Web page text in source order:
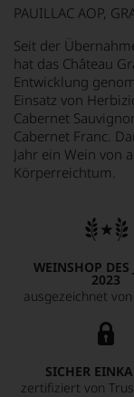
PAUILLAC AOP,
Seit der
hat das Château
Entwicklung
Einsatz von
Cabernet
Cabernet Franc.
Jahr ein Wein von
Körperreichtum.
WEINSHOP DES
2023
ausgezeichnet von
SICHER
zertifiziert von